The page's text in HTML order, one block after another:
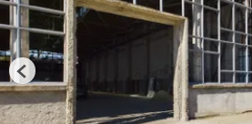
Previous